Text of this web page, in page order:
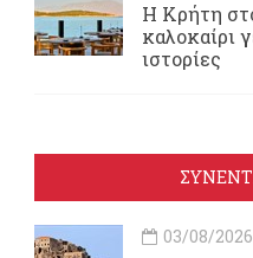
Η Κρήτη
καλοκαίρι
ιστορίες
03/08/2026